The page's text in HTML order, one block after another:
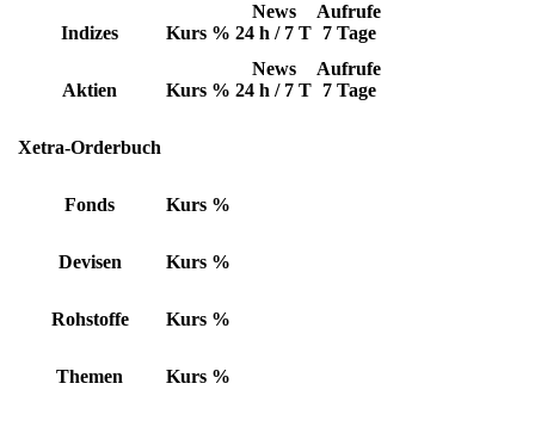
Indizes Kurs %
News
24 h / 7 T
Aufrufe
7 Tage
Aktien Kurs %
News
24 h / 7 T
Aufrufe
7 Tage
Xetra-Orderbuch
Fonds Kurs %
Devisen Kurs %
Rohstoffe Kurs %
Themen Kurs %